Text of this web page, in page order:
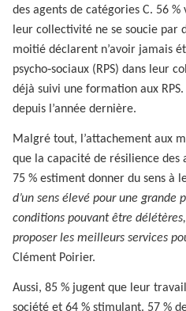
des agents de catégories C. 56
leur collectivité ne se soucie par
moitié déclarent n’avoir jamais
psycho‑sociaux (RPS) dans leur
déjà suivi une formation aux
depuis l’année dernière.
Malgré tout, l’attachement aux
que la capacité de résilience
75 % estiment donner du sens à
d’un sens élevé pour une
conditions pouvant être
proposer les meilleurs services
Clément Poirier.
Aussi, 85 % jugent que leur
société et 64 % stimulant. 57 %